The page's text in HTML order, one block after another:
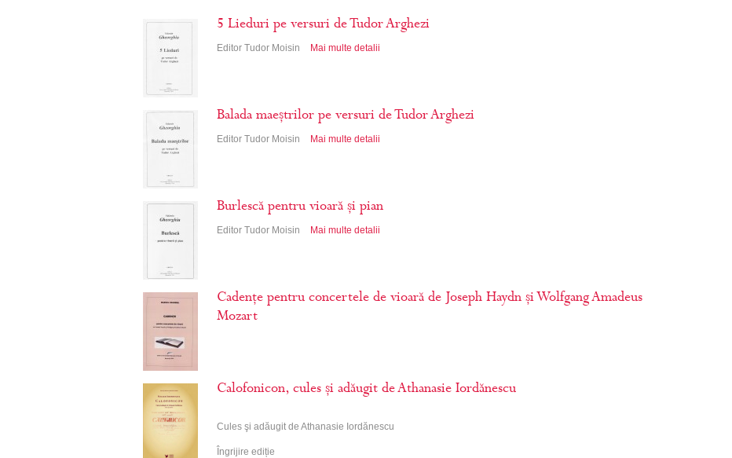
5 Lieduri pe versuri de Tudor Arghezi
Editor Tudor Moisin Mai multe detalii
Balada maeștrilor pe versuri de Tudor Arghezi
Editor Tudor Moisin Mai multe detalii
Burlescă pentru vioară și pian
Editor Tudor Moisin Mai multe detalii
Cadențe pentru concertele de vioară de Joseph Haydn și Wolfgang Amadeus
Mozart
Calofonicon, cules și adăugit de Athanasie Iordănescu
Cules şi adăugit de Athanasie Iordănescu
Îngrijire ediție